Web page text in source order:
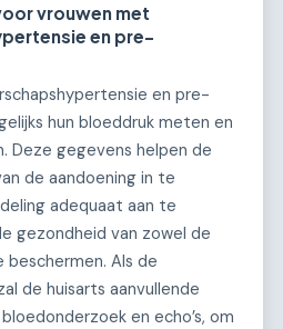
vrouwen met
en pre-
en pre-
hun bloeddruk meten en
Deze gegevens helpen de
de aandoening in te
adequaat aan te
gezondheid van zowel de
Als de
de huisarts aanvullende
en echo’s, om